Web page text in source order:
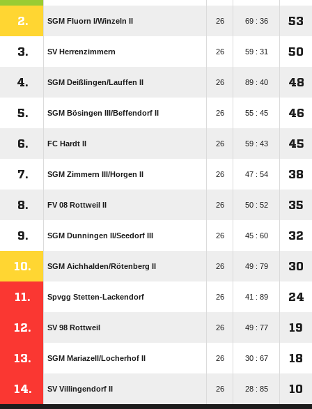
2. SGM Fluorn I/​Winzeln II 26 69 : 36 53
3. SV Herrenzimmern 26 59 : 31 50
4. SGM Deißlingen/​Lauffen II 26 89 : 40 48
5. SGM Bösingen III/​Beffendorf II 26 55 : 45 46
6. FC Hardt II 26 59 : 43 45
7. SGM Zimmern III/​Horgen II 26 47 : 54 38
8. FV 08 Rottweil II 26 50 : 52 35
9. SGM Dunningen II/​Seedorf III 26 45 : 60 32
10. SGM Aichhalden/​Rötenberg II 26 49 : 79 30
11. Spvgg Stetten-Lackendorf 26 41 : 89 24
12. SV 98 Rottweil 26 49 : 77 19
13. SGM Mariazell/​Locherhof II 26 30 : 67 18
14. SV Villingendorf II 26 28 : 85 10